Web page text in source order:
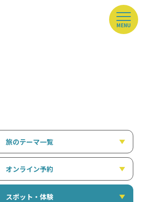
MENU
スポット・体験
旅のテーマ一覧
オンライン予約